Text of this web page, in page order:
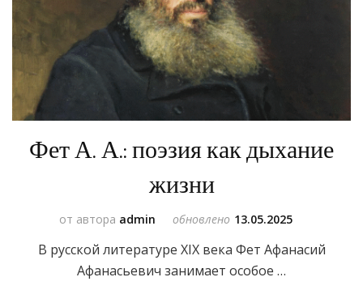
Фет А. А.: поэзия как дыхание
жизни
от автора admin обновлено 13.05.2025
В русской литературе XIX века Фет Афанасий
Афанасьевич занимает особое …